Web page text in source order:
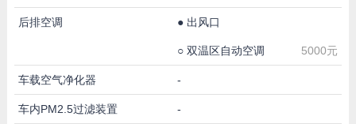
后排空调 ● 出风口
○ 双温区自动空调 5000元
车载空气净化器 -
车内PM2.5过滤装置 -